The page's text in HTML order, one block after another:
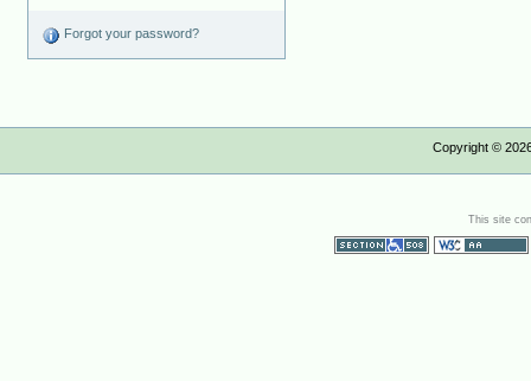
Forgot your password?
Copyright ©
This site